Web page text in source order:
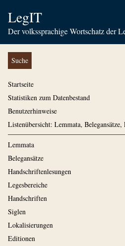
LegIT
Der volkssprachige Wortschatz der
Suche
Startseite
Statistiken zum Datenbestand
Benutzerhinweise
Listenübersicht: Lemmata, Belegansätze,
Lemmata
Belegansätze
Handschriftenlesungen
Legesbereiche
Handschriften
Siglen
Lokalisierungen
Editionen